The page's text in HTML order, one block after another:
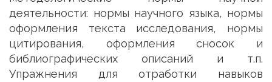
деятельности: нормы научного языка, нормы
оформления текста исследования, нормы
цитирования, оформления сносок и
библиографических описаний и т.п.
Упражнения для отработки навыков